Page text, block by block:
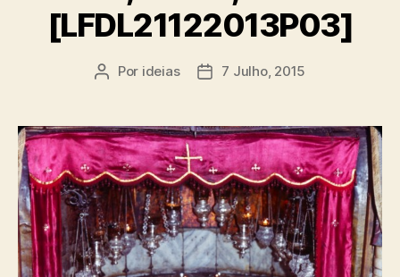
[LFDL21122013P03]
Autor
Por ideias
Data7 Julho, 2015